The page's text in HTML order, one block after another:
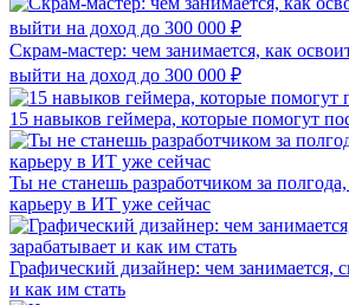
Скрам-мастер: чем занимается, как
выйти на доход до 300 000 ₽
15 навыков геймера, которые помогут
Ты не станешь разработчиком за
карьеру в ИТ уже сейчас
Графический дизайнер: чем занимается,
и как им стать